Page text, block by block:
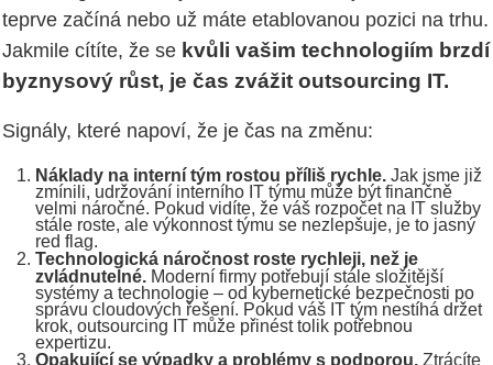
teprve začíná nebo už máte etablovanou pozici na trhu.
Jakmile cítíte, že se kvůli vašim technologiím brzdí
byznysový růst, je čas zvážit outsourcing IT.
Signály, které napoví, že je čas na změnu:
Náklady na interní tým rostou příliš rychle. Jak jsme již
zmínili, udržování interního IT týmu může být finančně
velmi náročné. Pokud vidíte, že váš rozpočet na IT služby
stále roste, ale výkonnost týmu se nezlepšuje, je to jasný
red flag.
Technologická náročnost roste rychleji, než je
zvládnutelné. Moderní firmy potřebují stále složitější
systémy a technologie – od kybernetické bezpečnosti po
správu cloudových řešení. Pokud váš IT tým nestíhá držet
krok, outsourcing IT může přinést tolik potřebnou
expertizu.
Opakující se výpadky a problémy s podporou. Ztrácíte